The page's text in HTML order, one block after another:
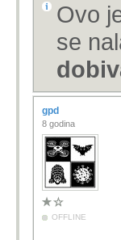
Ovo
se
gpd
8 godina
OFFLINE